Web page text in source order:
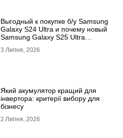
Выгодный к покупке б/у Samsung
Galaxy S24 Ultra и почему новый
Samsung Galaxy S25 Ultra
3 Липня, 2026
Який акумулятор кращий для
інвертора: критерії вибору для
бізнесу
2 Липня, 2026